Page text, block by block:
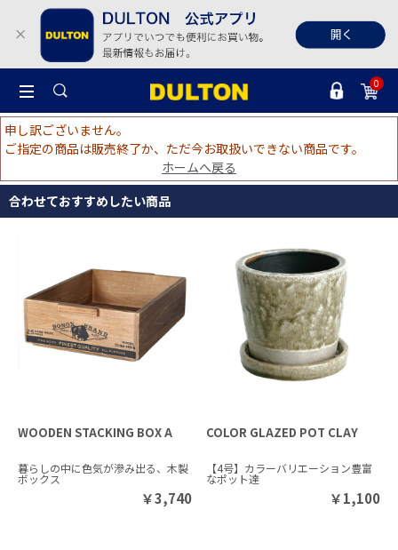
0
申し訳ございません。
ご指定の商品は販売終了か、ただ今お取扱いできない商品です。
ホームへ戻る
合わせておすすめしたい商品
WOODEN STACKING BOX A
暮らしの中に色気が滲み出る、木製
ボックス
￥3,740
COLOR GLAZED POT CLAY
【4号】カラーバリエーション豊富
なポット達
￥1,100